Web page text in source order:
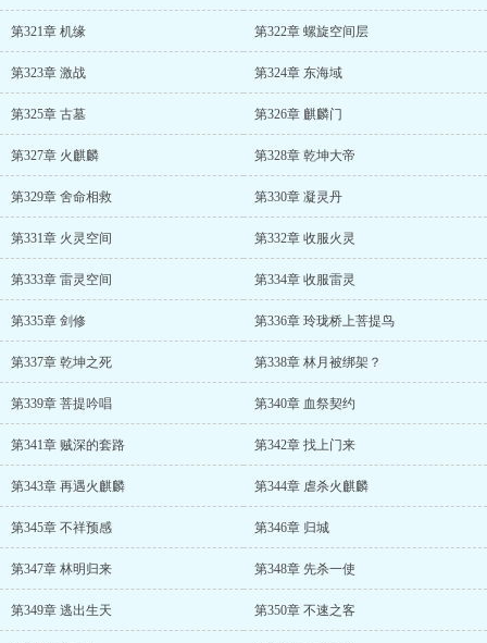
第321章 机缘 第322章 螺旋空间层
第323章 激战 第324章 东海域
第325章 古墓 第326章 麒麟门
第327章 火麒麟 第328章 乾坤大帝
第329章 舍命相救 第330章 凝灵丹
第331章 火灵空间 第332章 收服火灵
第333章 雷灵空间 第334章 收服雷灵
第335章 剑修 第336章 玲珑桥上菩提鸟
第337章 乾坤之死 第338章 林月被绑架？
第339章 菩提吟唱 第340章 血祭契约
第341章 贼深的套路 第342章 找上门来
第343章 再遇火麒麟 第344章 虐杀火麒麟
第345章 不祥预感 第346章 归城
第347章 林明归来 第348章 先杀一使
第349章 逃出生天 第350章 不速之客